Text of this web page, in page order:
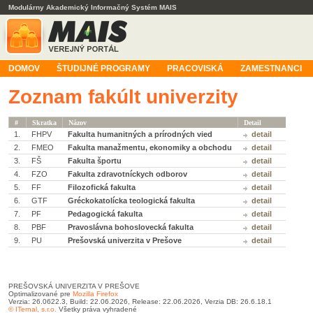
Modulárny Akademický Informačný Systém MAIS
DOMOV ŠTUDIJNÉ PROGRAMY PRACOVISKÁ ZAMESTNANCI
Zoznam fakúlt univerzity
# Skratka Názov Detail
1. FHPV Fakulta humanitných a prírodných vied
detail
2.
FMEO Fakulta manažmentu, ekonomiky a obchodu
detail
3.
FŠ Fakulta športu
detail
4.
FZO Fakulta zdravotníckych odborov
detail
5.
FF Filozofická fakulta
detail
6.
GTF Gréckokatolícka teologická fakulta
detail
7.
PF Pedagogická fakulta
detail
8.
PBF Pravoslávna bohoslovecká fakulta
detail
9.
PU Prešovská univerzita v Prešove detail
PREŠOVSKÁ UNIVERZITA V PREŠOVE
Optimalizované pre Mozilla Firefox
Verzia: 26.0622.3, Build: 22.06.2026, Release: 22.06.2026, Verzia DB: 26.6.18.1
© ITernal, s.r.o. Všetky práva vyhradené